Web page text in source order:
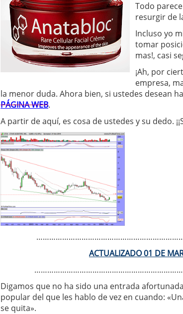
Todo
resurgir de
Incluso yo
tomar
mas!, casi
¡Ah, por
empresa,
la menor duda. Ahora bien, si ustedes desean
PÁGINA WEB.
A partir de aquí, es cosa de ustedes y su dedo.
ACTUALIZADO 01 DE
Digamos que no ha sido una entrada
popular del que les hablo de vez en cuando:
se quita».